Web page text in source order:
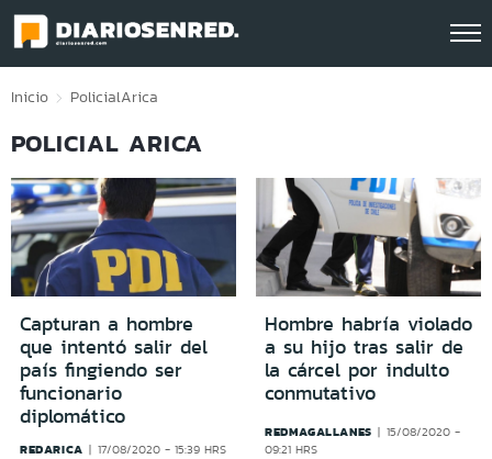
Click acá para ir directamente al contenido
Inicio PolicialArica
POLICIAL ARICA
Capturan a hombre
que intentó salir del
país fingiendo ser
funcionario
diplomático
REDARICA 17/08/2020 - 15:39 HRS
Hombre habría violado
a su hijo tras salir de
la cárcel por indulto
conmutativo
REDMAGALLANES
15/08/2020 -
09:21 HRS